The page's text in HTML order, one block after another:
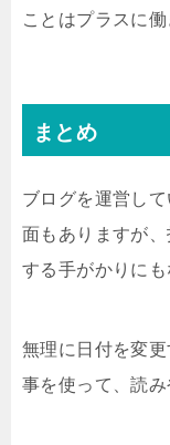
ことはプラスに
まとめ
ブログを運営し
面もありますが
する手がかりにも
無理に日付を変
事を使って、読み